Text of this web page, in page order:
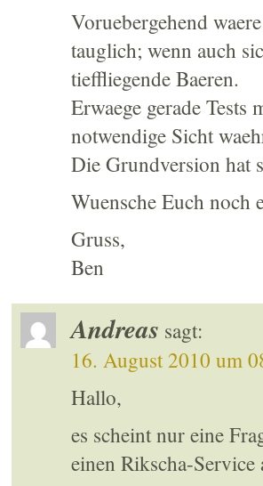
Voruebergehend
tauglich; wenn auch
tieffliegende Baeren.
Erwaege gerade
notwendige Sicht
Die Grundversion hat
Wuensche Euch
Gruss,
Ben
Andreas sagt:
16. August 2010 um
Hallo,
es scheint nur eine
einen Rikscha-Service